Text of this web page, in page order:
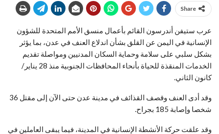
Share
عرب ستيفن أندرسون القائم بأعمال منسق الأمم المتحدة للشؤون
الإنسانية في اليمن عن القلق بشأن اندلاع العنف في عدن، بما يؤثر
بشكل سلبي على سلامة وحماية السكان المدنيين ومواصلة تقديم
الخدمات المنقذة للحياة بأنحاء المحافظات الجنوبية منذ 28 يناير/
كانون الثاني.
وقد أدى العنف وقصف القذائف في مدينة عدن حتى الآن إلى مقتل 36
شخصا وإصابة 185 بجراح.
وقد علقت حركة الأنشطة الإنسانية في المدينة، فيما يبقى العاملين في